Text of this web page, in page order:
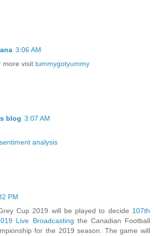
3:06 AM
more visit tummygotyummy
blog 3:07 AM
analysis
PM
Cup 2019 will be played to decide 107th
Live Broadcasting the Canadian Football
for the 2019 season. The game will